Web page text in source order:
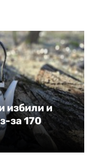
избили и
за 170